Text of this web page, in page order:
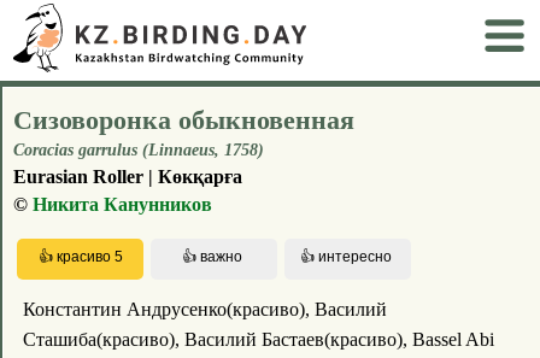
Сизоворонка обыкновенная
Coracias garrulus (Linnaeus, 1758)
Eurasian Roller | Көкқарға
© Никита Канунников
Константин Андрусенко(красиво), Василий
Сташиба(красиво), Василий Бастаев(красиво), Bassel Abi